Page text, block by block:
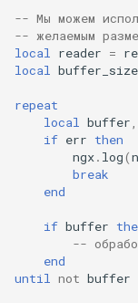
ntlm
otel
passenger
phantom-token
-- Мы можем
-- желаемым
local
reader =
local
buffer_size
repeat
local
buffer
if err then
ngx. log(
break
end
if buffer
--
end
until
not buffer